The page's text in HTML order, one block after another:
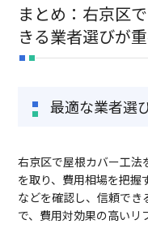
まとめ：右京区
きる業者選びが
最適な業者選
右京区で屋根カバー工法
を取り、費用相場を把握
などを確認し、信頼でき
で、費用対効果の高いリ